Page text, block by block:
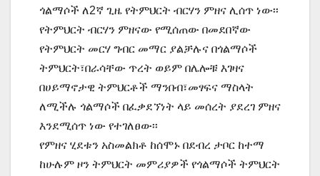
ጎልማሶች ለ2ኛ ጊዜ የትምህርት ብርሃን ምዘና ሊሰጥ ነው፡፡
የትምህርት ብርሃን ምዘናው የሚሰጠው በመደበኛው
የትምህርት መርሃ ግብር መማር ያልቻሉና በጎልማሶች
ትምህርት፣በራሳቸው ጥረት ወይም በሌሎቹ እገዛና
በሀይማኖታዊ ትምህርቶች ማንበብ፣መፃፍና ማስላት
ለሚችሉ ጎልማሶች በፈቃደኘነት ላይ መሰረት ያደረገ ምዘና
እንደሚሰጥ ነው የተገለፀው፡፡
የምዘና ሂደቱን አስመልክቶ ከሰሞኑ በደብረ ታቦር ከተማ
ከሁሉም ዞን ትምህርት መምሪያዎች የጎልማሶች ትምህርት